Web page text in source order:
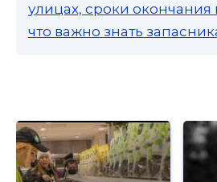
улицах, сроки
что важно знать